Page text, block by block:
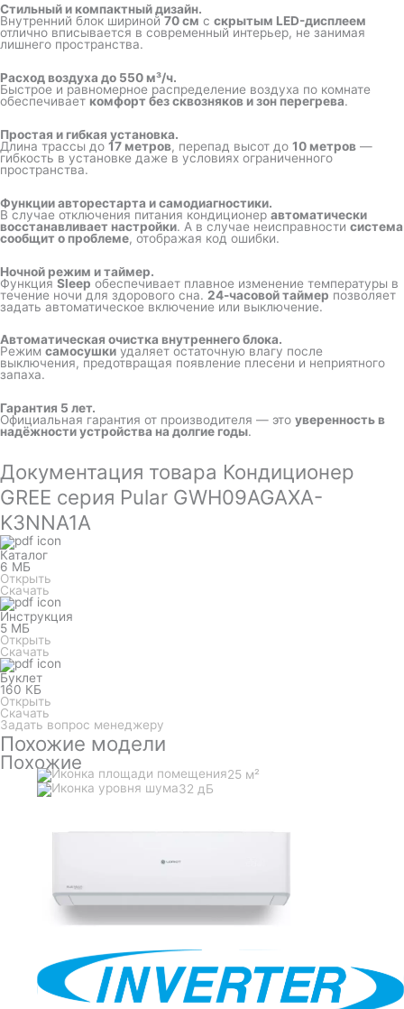
Стильный и компактный дизайн.
Внутренний блок шириной 70 см с скрытым LED-дисплеем
отлично вписывается в современный интерьер, не занимая
лишнего пространства.
Расход воздуха до 550 м³/ч.
Быстрое и равномерное распределение воздуха по комнате
обеспечивает комфорт без сквозняков и зон перегрева.
Простая и гибкая установка.
Длина трассы до 17 метров, перепад высот до 10 метров —
гибкость в установке даже в условиях ограниченного
пространства.
Функции авторестарта и самодиагностики.
В случае отключения питания кондиционер автоматически
восстанавливает настройки. А в случае неисправности система
сообщит о проблеме, отображая код ошибки.
Ночной режим и таймер.
Функция Sleep обеспечивает плавное изменение температуры в
течение ночи для здорового сна. 24-часовой таймер позволяет
задать автоматическое включение или выключение.
Автоматическая очистка внутреннего блока.
Режим самосушки удаляет остаточную влагу после
выключения, предотвращая появление плесени и неприятного
запаха.
Гарантия 5 лет.
Официальная гарантия от производителя — это уверенность в
надёжности устройства на долгие годы.
Документация товара Кондиционер
GREE серия Pular GWH09AGAXA-
K3NNA1A
Каталог
6 МБ
Открыть
Скачать
Инструкция
5 МБ
Открыть
Скачать
Буклет
160 КБ
Открыть
Скачать
Задать вопрос менеджеру
Похожие модели
Похожие
25 м²
32 дБ